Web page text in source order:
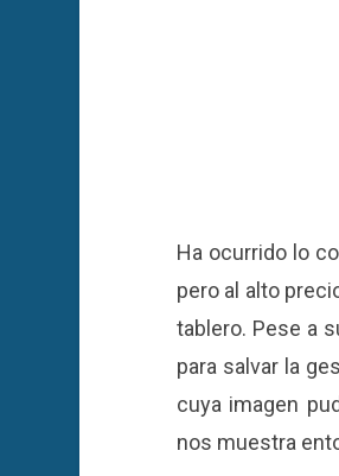
Ha ocurrido lo
pero al alto
tablero. Pese a
para salvar la
cuya imagen
nos muestra